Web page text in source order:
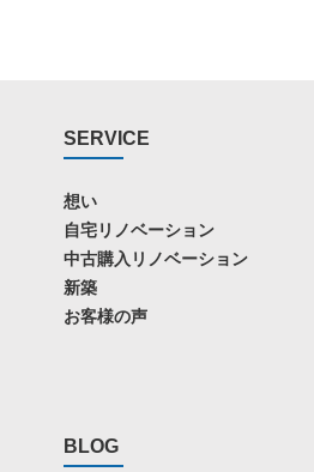
SERVICE
想い
自宅リノベーション
中古購入リノベーション
新築
お客様の声
BLOG